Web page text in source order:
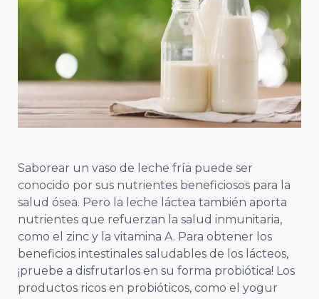
Saborear un vaso de leche fría puede ser
conocido por sus nutrientes beneficiosos para la
salud ósea. Pero la leche láctea también aporta
nutrientes que refuerzan la salud inmunitaria,
como el zinc y la vitamina A. Para obtener los
beneficios intestinales saludables de los lácteos,
¡pruebe a disfrutarlos en su forma probiótica! Los
productos ricos en probióticos, como el yogur